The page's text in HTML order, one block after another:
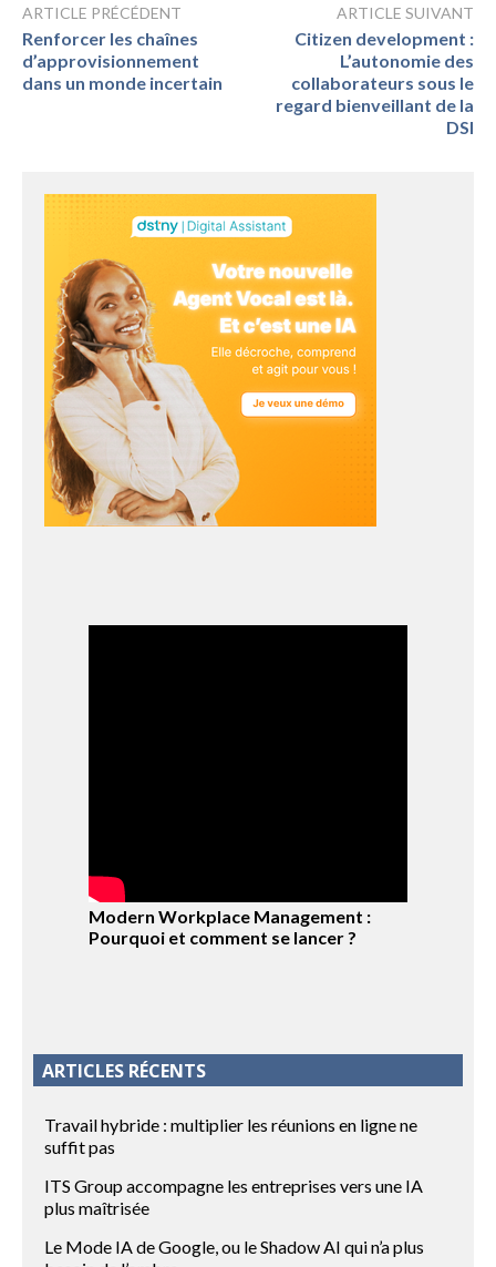
ARTICLE PRÉCÉDENT
Renforcer les chaînes
d’approvisionnement
dans un monde incertain
ARTICLE SUIVANT
Citizen development :
L’autonomie des
collaborateurs sous le
regard bienveillant de la
DSI
Modern Workplace Management :
Pourquoi et comment se lancer ?
ARTICLES RÉCENTS
Travail hybride : multiplier les réunions en ligne ne
suffit pas
ITS Group accompagne les entreprises vers une IA
plus maîtrisée
Le Mode IA de Google, ou le Shadow AI qui n’a plus